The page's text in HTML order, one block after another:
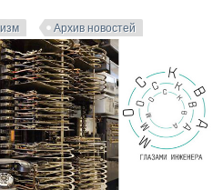
Архив новостей